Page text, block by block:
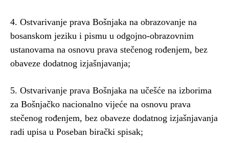
4. Ostvarivanje prava Bošnjaka na obrazovanje na
bosanskom jeziku i pismu u odgojno-obrazovnim
ustanovama na osnovu prava stečenog rođenjem, bez
obaveze dodatnog izjašnjavanja;
5. Ostvarivanje prava Bošnjaka na učešće na izborima
za Bošnjačko nacionalno vijeće na osnovu prava
stečenog rođenjem, bez obaveze dodatnog izjašnjavanja
radi upisa u Poseban birački spisak;